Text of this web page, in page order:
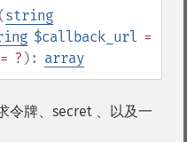
(string
$callback_url =
= ? ): array
令牌、secret 、以及一